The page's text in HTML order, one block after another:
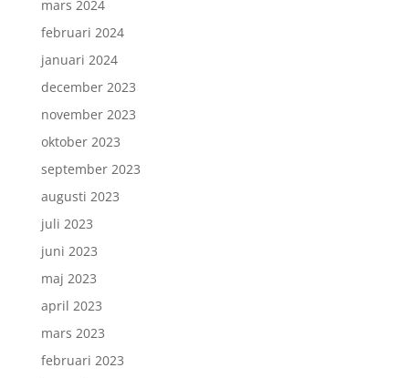
mars 2024
februari 2024
januari 2024
december 2023
november 2023
oktober 2023
september 2023
augusti 2023
juli 2023
juni 2023
maj 2023
april 2023
mars 2023
februari 2023